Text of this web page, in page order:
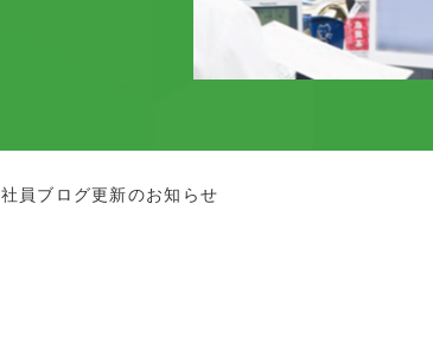
社員ブログ更新のお知らせ